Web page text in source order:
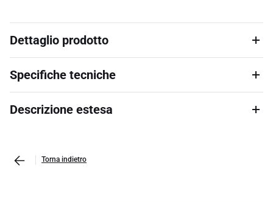
Dettaglio prodotto
Specifiche tecniche
Descrizione estesa
Torna indietro